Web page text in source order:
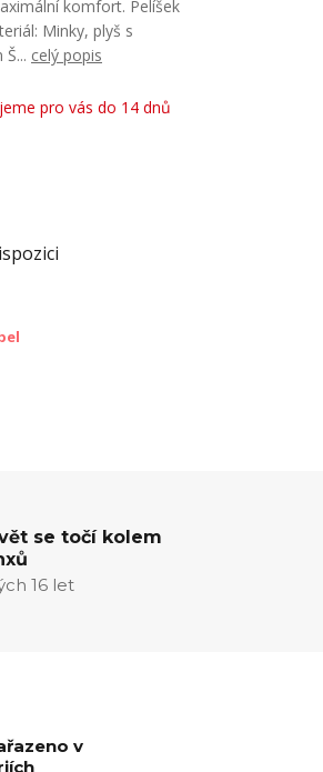
komfort. Pelíšek
Minky, plyš s
celý popis
pro vás do 14 dnů
se točí kolem
16 let
v